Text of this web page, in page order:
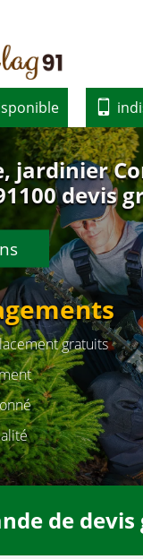
jardinier
devis
gratuits
de